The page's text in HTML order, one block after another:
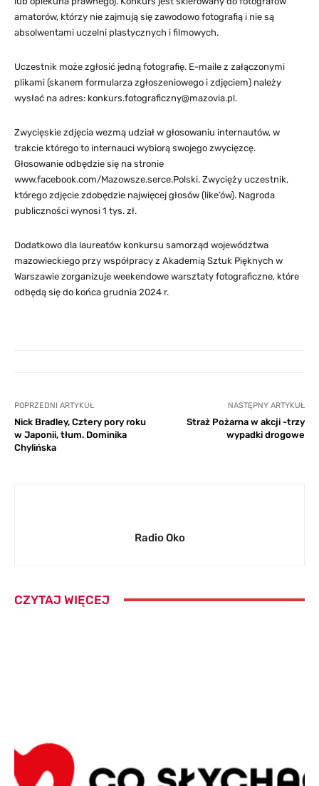
amatorów, którzy nie zajmują się zawodowo fotografią i nie są
absolwentami uczelni plastycznych i filmowych.
Uczestnik może zgłosić jedną fotografię. E-maile z załączonymi
plikami (skanem formularza zgłoszeniowego i zdjęciem) należy
wysłać na adres: konkurs.fotograficzny@mazovia.pl.
Zwycięskie zdjęcia wezmą udział w głosowaniu internautów, w
trakcie którego to internauci wybiorą swojego zwycięzcę.
Głosowanie odbędzie się na stronie
www.facebook.com/Mazowsze.serce.Polski. Zwycięży uczestnik,
którego zdjęcie zdobędzie najwięcej głosów (like’ów). Nagroda
publiczności wynosi 1 tys. zł.
Dodatkowo dla laureatów konkursu samorząd województwa
mazowieckiego przy współpracy z Akademią Sztuk Pięknych w
Warszawie zorganizuje weekendowe warsztaty fotograficzne, które
odbędą się do końca grudnia 2024 r.
POPRZEDNI ARTYKUŁ
Nick Bradley, Cztery pory roku
w Japonii, tłum. Dominika
Chylińska
NASTĘPNY ARTYKUŁ
Straż Pożarna w akcji -trzy
wypadki drogowe
Radio Oko
CZYTAJ WIĘCEJ